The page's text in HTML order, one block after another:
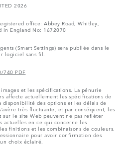
2026
office: Abbey Road, Whitley,
in England No: 1672070
(Smart Settings) sera publiée dans le
logiciel sans fil.
740 PDF
et les spécifications. La pénurie
affecte actuellement les spécifications de
disponibilité des options et les délais de
très fluctuante, et par conséquent, les
sur le site Web peuvent ne pas refléter
actuelles en ce qui concerne les
finitions et les combinaisons de couleurs.
pour avoir confirmation des
choix éclairé.